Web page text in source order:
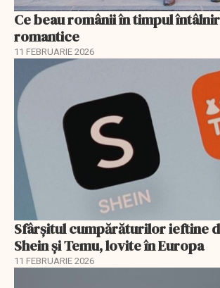
Ce beau românii în timpul
romantice
11 FEBRUARIE 2026
Sfârșitul cumpărăturilor ieftine
Shein și Temu, lovite în Europa
11 FEBRUARIE 2026